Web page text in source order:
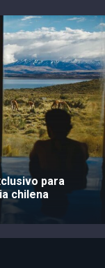
para
chilena